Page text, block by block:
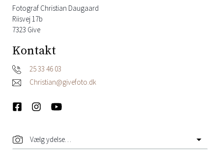
Fotograf Christian Daugaard
Riisvej 17b
7323 Give
Kontakt
25 33 46 03
Christian@givefoto.dk